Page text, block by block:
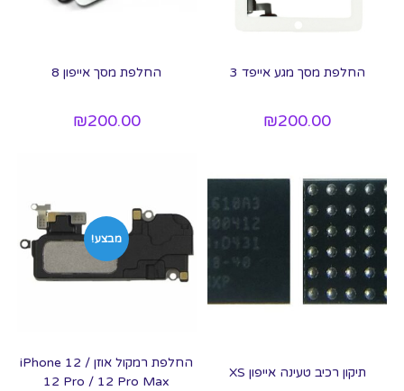
החלפת מסך מגע אייפד 3
₪200.00
החלפת מסך אייפון 8
₪200.00
תיקון רכיב טעינה אייפון XS
מבצע!
החלפת רמקול אוזן iPhone 12 /
12 Pro / 12 Pro Max